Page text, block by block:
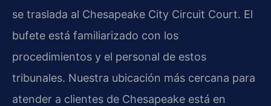
se traslada al Chesapeake City Circuit Court. El
bufete está familiarizado con los
procedimientos y el personal de estos
tribunales. Nuestra ubicación más cercana para
atender a clientes de Chesapeake está en